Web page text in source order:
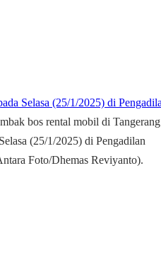
bos rental mobil di Tangerang
(25/1/2025) di Pengadilan
Foto/Dhemas Reviyanto).